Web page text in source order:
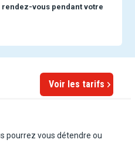
rendez-vous pendant votre
Voir les tarifs
pourrez vous détendre ou